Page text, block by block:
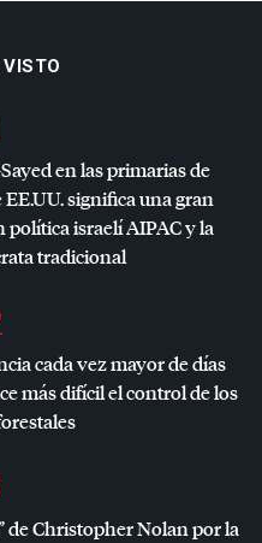
en las primarias de
significa una gran
política israelíAIPACy la
tradicional
cada vez mayor de días
más difícil el control de los
de Christopher Nolan por la